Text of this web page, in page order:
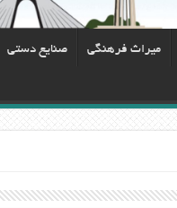
ميراث فرهنگی صنایع دستی